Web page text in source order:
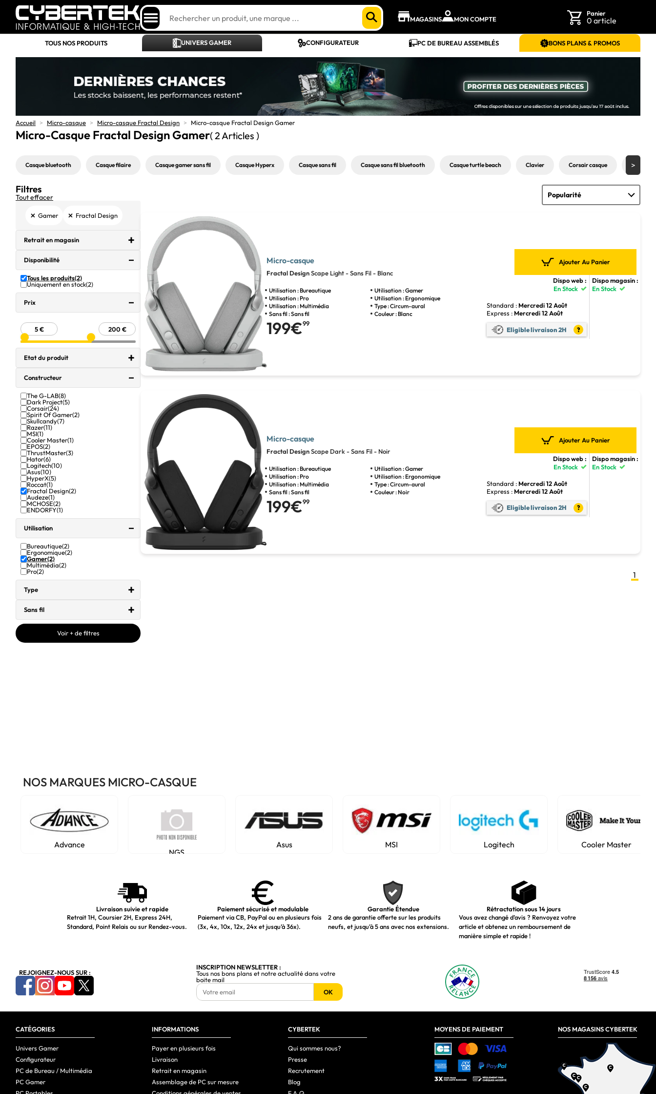
MAGASINS MON COMPTE
Panier
0 article
TOUS NOS PRODUITS UNIVERS GAMER CONFIGURATEUR PC DE BUREAU ASSEMBLÉS BONS PLANS & PROMOS
Accueil > Micro-casque > Micro-casque Fractal Design > Micro-casque Fractal Design Gamer
Micro-Casque Fractal Design Gamer( 2 Articles )
Casque bluetooth Casque filaire Casque gamer sans fil Casque Hyperx Casque sans fil Casque sans fil bluetooth Casque turtle beach Clavier Corsair casque Ecran PC
Filtres
Tout effacer
× Gamer × Fractal Design
Retrait en magasin
Disponibilité
Tous les produits(2)
Uniquement en stock(2)
Prix
Etat du produit
Constructeur
The G-LAB(8)
Dark Project(5)
Corsair(24)
Spirit Of Gamer(2)
Skullcandy(7)
Razer(11)
MSI(1)
Cooler Master(1)
EPOS(2)
ThrustMaster(3)
Hator(6)
Logitech(10)
Asus(10)
HyperX(5)
Roccat(1)
Fractal Design(2)
Audeze(1)
MCHOSE(2)
ENDORFY(1)
Utilisation
Bureautique(2)
Ergonomique(2)
Gamer(2)
Multimédia(2)
Pro(2)
Type
Sans fil
Voir + de filtres
Micro-casque
Fractal DesignScape Light - Sans Fil - Blanc
Utilisation : Bureautique
Utilisation : Gamer
Utilisation : Pro
Utilisation : Ergonomique
Utilisation : Multimédia
Type : Circum-aural
Sans fil : Sans fil
Couleur : Blanc
199€99
Ajouter Au Panier
Dispo web :
En Stock
Standard : Mercredi 12 Août
Express : Mercredi 12 Août
Eligible livraison 2H ?
Dispo magasin :
En Stock
Micro-casque
Fractal DesignScape Dark - Sans Fil - Noir
Utilisation : Bureautique
Utilisation : Gamer
Utilisation : Pro
Utilisation : Ergonomique
Utilisation : Multimédia
Type : Circum-aural
Sans fil : Sans fil
Couleur : Noir
199€99
Ajouter Au Panier
Dispo web :
En Stock
Standard : Mercredi 12 Août
Express : Mercredi 12 Août
Eligible livraison 2H ?
Dispo magasin :
En Stock
1
NOS MARQUES MICRO-CASQUE
Advance
NGS
Asus MSI Logitech Cooler Master
Livraison suivie et rapide
Retrait 1H, Coursier 2H, Express 24H,
Standard, Point Relais ou sur Rendez-vous.
Paiement sécurisé et modulable
Paiement via CB, PayPal ou en plusieurs fois
(3x, 4x, 10x, 12x, 24x et jusqu’à 36x).
Garantie Étendue
2 ans de garantie offerte sur les produits
neufs, et jusqu’à 5 ans avec nos extensions.
Rétractation sous 14 jours
Vous avez changé d’avis ? Renvoyez votre
article et obtenez un remboursement de
manière simple et rapide !
REJOIGNEZ-NOUS SUR :
INSCRIPTION NEWSLETTER :
Tous nos bons plans et notre actualité dans votre
boite mail
OK
CATÉGORIES
Univers Gamer
Configurateur
PC de Bureau / Multimédia
PC Gamer
INFORMATIONS
Payer en plusieurs fois
Livraison
Retrait en magasin
Assemblage de PC sur mesure
CYBERTEK
Qui sommes nous?
Presse
Recrutement
Blog
MOYENS DE PAIEMENT NOS MAGASINS CYBERTEK